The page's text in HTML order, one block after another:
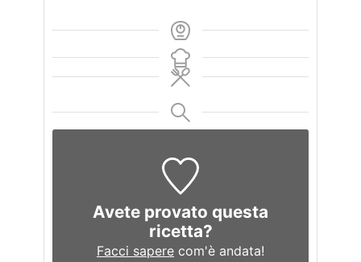
Avete provato questa
ricetta?
Facci sapere com'è andata!